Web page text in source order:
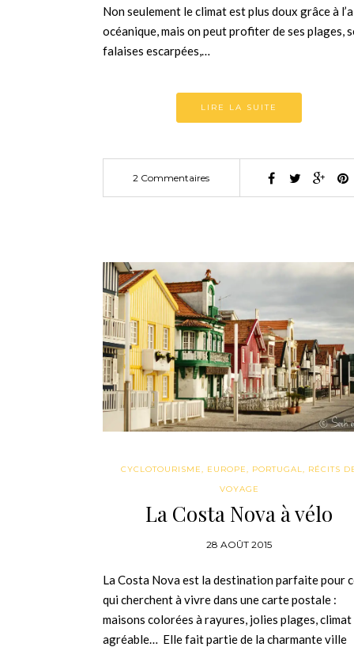
Non seulement le climat est plus doux grâce à
océanique, mais on peut profiter de ses plages,
falaises escarpées,…
LIRE LA SUITE
2 Commentaires
CYCLOTOURISME, EUROPE, PORTUGAL, RÉCITS
VOYAGE
La Costa Nova à vélo
28 AOÛT 2015
La Costa Nova est la destination parfaite pour
qui cherchent à vivre dans une carte postale :
maisons colorées à rayures, jolies plages, climat
agréable… Elle fait partie de la charmante ville